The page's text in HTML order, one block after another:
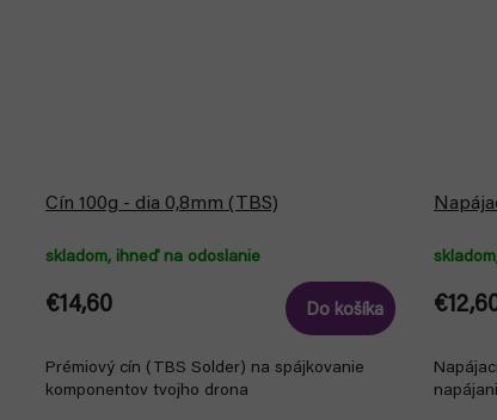
Cín 100g - dia 0,8mm (TBS)
skladom, ihneď na odoslanie
€14,60 Do košíka
Prémiový cín (TBS Solder) na spájkovanie
komponentov tvojho drona